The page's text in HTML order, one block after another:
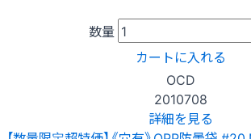
数量
カートに入れる
OCD
2010708
詳細を見る